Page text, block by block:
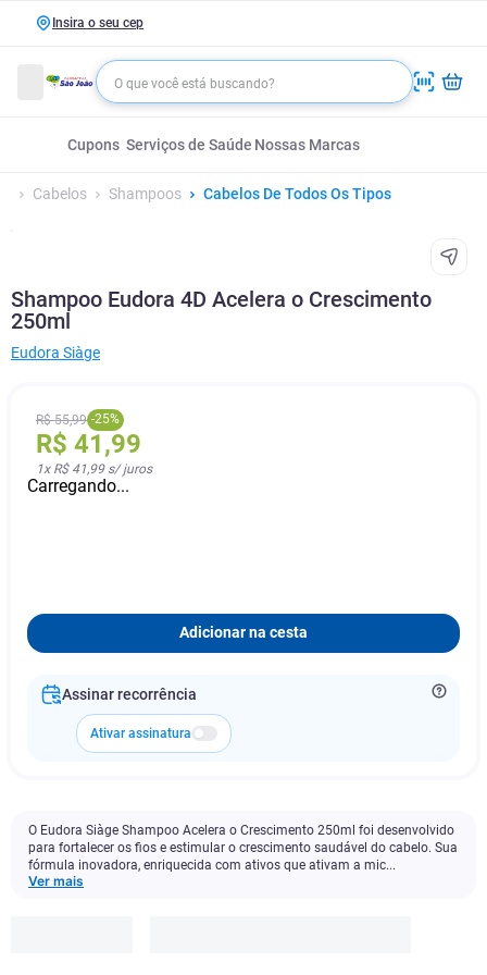
Insira o seu cep
Cupons Serviços de Saúde Nossas Marcas
Cabelos Shampoos Cabelos De Todos Os Tipos
Shampoo Eudora 4D Acelera o Crescimento
250ml
Eudora Siàge
R$ 55,99 -25%
R$ 41,99
1x R$ 41,99s/ juros
Carregando...
Adicionar na cesta
Assinar recorrência
Ativar assinatura
O Eudora Siàge Shampoo Acelera o Crescimento 250ml foi desenvolvido
para fortalecer os fios e estimular o crescimento saudável do cabelo. Sua
fórmula inovadora, enriquecida com ativos que ativam a mic...
Ver mais